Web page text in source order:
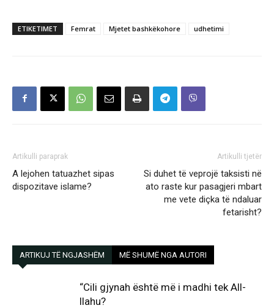
ETIKETIMET Femrat Mjetet bashkëkohore udhetimi
Artikulli paraprak
A lejohen tatuazhet sipas
dispozitave islame?
Artikulli tjetër
Si duhet të veprojë taksisti në
ato raste kur pasagjeri mbart
me vete diçka të ndaluar
fetarisht?
ARTIKUJ TË NGJASHËM MË SHUMË NGA AUTORI
“Cili gjynah është më i madhi tek All-
llahu?